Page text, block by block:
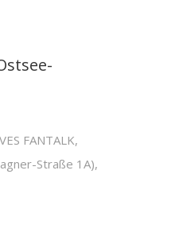
FANTALK,
Straße 1A),